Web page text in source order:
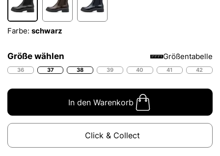
Farbe: schwarz
Größe wählen Größentabelle
36 37 38 39 40 41 42
In den Warenkorb
Click & Collect